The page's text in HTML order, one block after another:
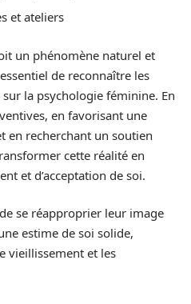
et ateliers
un phénomène naturel et
de reconnaître les
la psychologie féminine. En
en favorisant une
en recherchant un soutien
cette réalité en
et d’acceptation de soi.
se réapproprier leur image
estime de soi solide,
vieillissement et les